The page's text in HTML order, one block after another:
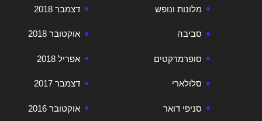
דצמבר 2018
אוקטובר 2018
אפריל 2018
דצמבר 2017
אוקטובר 2016
מלונות ונופש
סביבה
סופרמרקטים
סלולארי
סניפי דואר